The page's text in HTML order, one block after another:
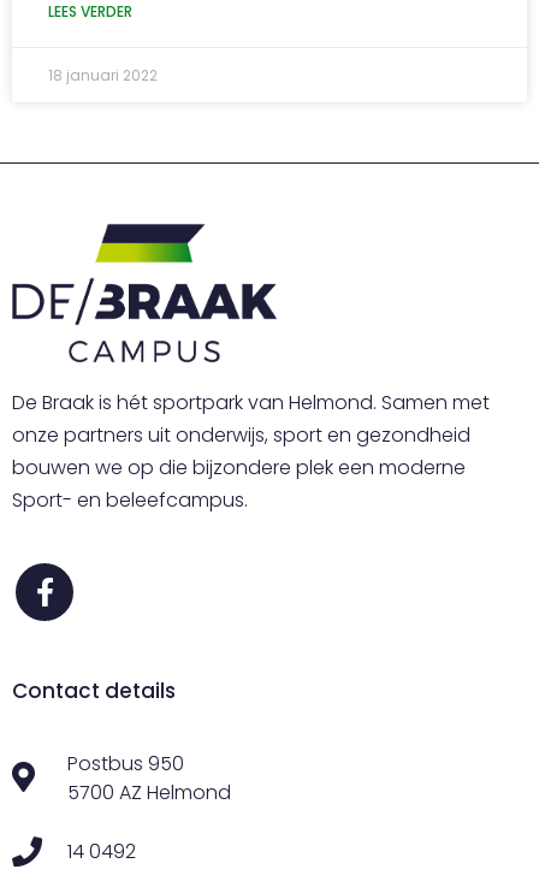
LEES VERDER
18 januari 2022
De Braak is hét sportpark van Helmond. Samen met
onze partners uit onderwijs, sport en gezondheid
bouwen we op die bijzondere plek een moderne
Sport- en beleefcampus.
Contact details
Postbus 950
5700 AZ Helmond
14 0492